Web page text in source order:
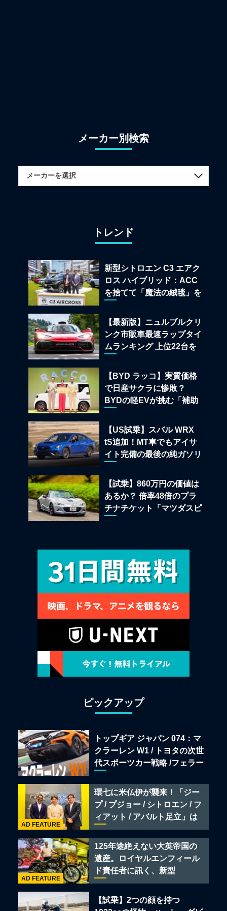
メーカー別検索
トレンド
新型シトロエン C3 エアク
ロス ハイブリッド：ACC
を捨てて「魔法の絨毯」を
児
【最新版】ニュルブルクリ
ンク市販車最速ラップタイ
ムランキング 上位22台を
【BYD ラッコ】実質価格
で日産サクラに惨敗？
BYDの軽EVが挑む「補助
界
【US試乗】スバル WRX
tS追加！MT車でもアイサ
イト完備の最後の純ガソリ
【試乗】860万円の価値は
あるか？ 倍率48倍のプラ
チナチケット「マツダスピ
ピックアップ
トップギア ジャパン 074：マ
クラーレン W1 / トヨタの次世
代スポーツカー戦略 /フェラー
リオ /ベントレー スーパース
ポーツ
環七に米仏伊が襲来！「ジー
プ / プジョー / シトロエン / フ
ィアット / アバルト足立」は
クルマのセレクトショップで
ある
AD FEATURE
125年途絶えない大英帝国の
遺産。ロイヤルエンフィール
ド責任者に訊く、新型
「BULLET 650」と“時間の
質”を愛する理由
AD FEATURE
【試乗】2つの顔を持つ